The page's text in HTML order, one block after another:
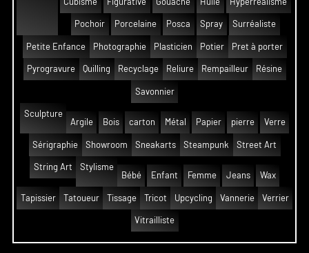
Pochoir Porcelaine Posca Spray Surréaliste
Petite Enfance Photographie Plasticien Potier Pret à porter
Pyrogravure Quilling Recyclage Reliure Rempailleur Résine
Savonnier
Sculpture
Argile
Bois carton Métal Papier pierre Verre
Sérigraphie Showroom Sneakarts Steampunk Street Art
String Art
Stylisme
Bébé
Enfant Femme Jeans Wax
Tapissier Tatoueur Tissage Tricot Upcycling Vannerie Verrier
Vitrailliste